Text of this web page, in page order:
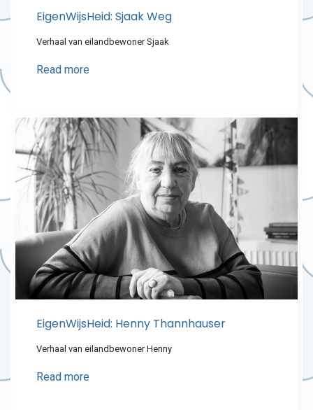
EigenWijsHeid: Sjaak Weg
Verhaal van eilandbewoner Sjaak
Read more
EigenWijsHeid: Henny Thannhauser
Verhaal van eilandbewoner Henny
Read more